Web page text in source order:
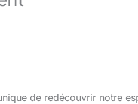
de redécouvrir notre